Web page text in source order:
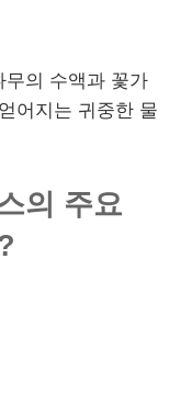
무의 수액과 꽃가
어지는 귀중한 물
의 주요